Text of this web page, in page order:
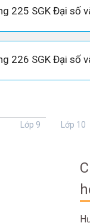
Lớp 9 Lớp 10